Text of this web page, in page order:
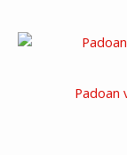
Padoan